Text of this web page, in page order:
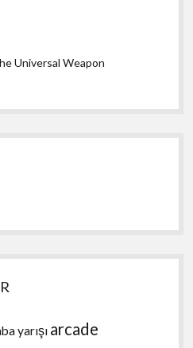
Universal Weapon
yarışı arcade